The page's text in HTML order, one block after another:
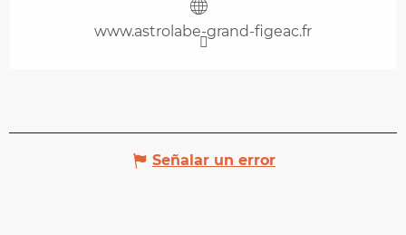
www.astrolabe-grand-figeac.fr
Señalar un error